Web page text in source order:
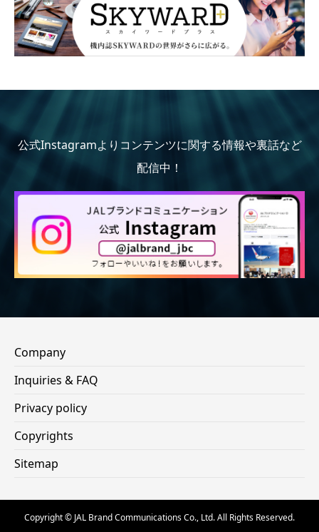
公式Instagramよりコンテンツに関する情報や裏話など
配信中！
Company
Inquiries & FAQ
Privacy policy
Copyrights
Sitemap
Copyright © JAL Brand Communications Co., Ltd. All Rights Reserved.